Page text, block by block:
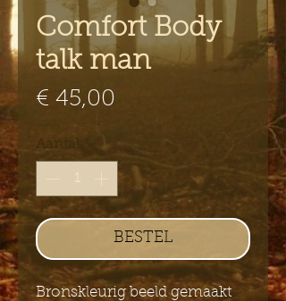
Comfort Body
talk man
€ 45,00
Aantal
BESTEL
Bronskleurig beeld gemaakt